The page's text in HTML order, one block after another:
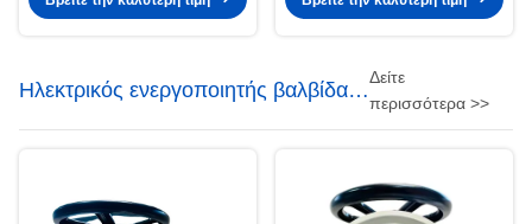
Ηλεκτρικός ενεργοποιητής βαλβίδας
ευθείας ροής
Δείτε
περισσότερα >>